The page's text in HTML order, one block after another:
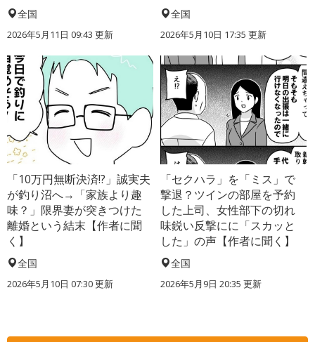
全国
2026年5月11日 09:43 更新
全国
2026年5月10日 17:35 更新
「10万円無断決済!?」誠実夫
が釣り沼へ→「家族より趣
味？」限界妻が突きつけた
離婚という結末【作者に聞
く】
全国
2026年5月10日 07:30 更新
「セクハラ」を「ミス」で
撃退？ツインの部屋を予約
した上司、女性部下の切れ
味鋭い反撃にに「スカッと
した」の声【作者に聞く】
全国
2026年5月9日 20:35 更新